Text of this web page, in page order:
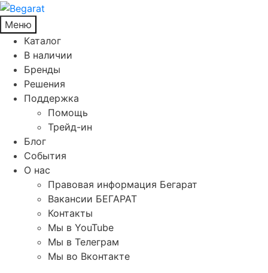
Меню
Каталог
В наличии
Бренды
Решения
Поддержка
Помощь
Трейд-ин
Блог
События
О нас
Правовая информация Бегарат
Вакансии БЕГАРАТ
Контакты
Мы в YouTube
Мы в Телеграм
Мы во Вконтакте